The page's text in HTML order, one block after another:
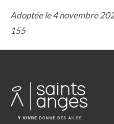
Adoptée le 4 novembre
155